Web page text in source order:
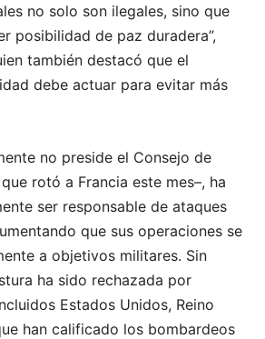
no solo son ilegales, sino que
posibilidad de paz duradera”,
también destacó que el
debe actuar para evitar más
no preside el Consejo de
rotó a Francia este mes–, ha
ser responsable de ataques
que sus operaciones se
a objetivos militares. Sin
ha sido rechazada por
Estados Unidos, Reino
han calificado los bombardeos